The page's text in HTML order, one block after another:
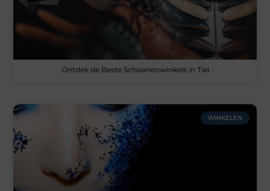
Ontdek de Beste Schoenenwinkels in Tiel
WINKELEN